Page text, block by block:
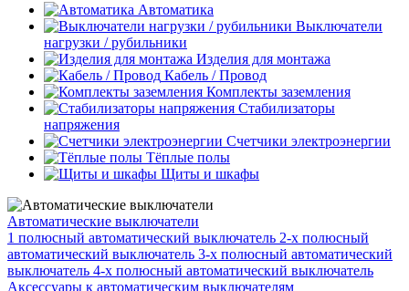
Автоматика
Выключатели
нагрузки / рубильники
Изделия для монтажа
Кабель / Провод
Комплекты заземления
Стабилизаторы
напряжения
Счетчики электроэнергии
Тёплые полы
Щиты и шкафы
Автоматические выключатели
1 полюсный автоматический выключатель 2-х полюсный
автоматический выключатель 3-х полюсный автоматический
выключатель 4-х полюсный автоматический выключатель
Аксессуары к автоматическим выключателям